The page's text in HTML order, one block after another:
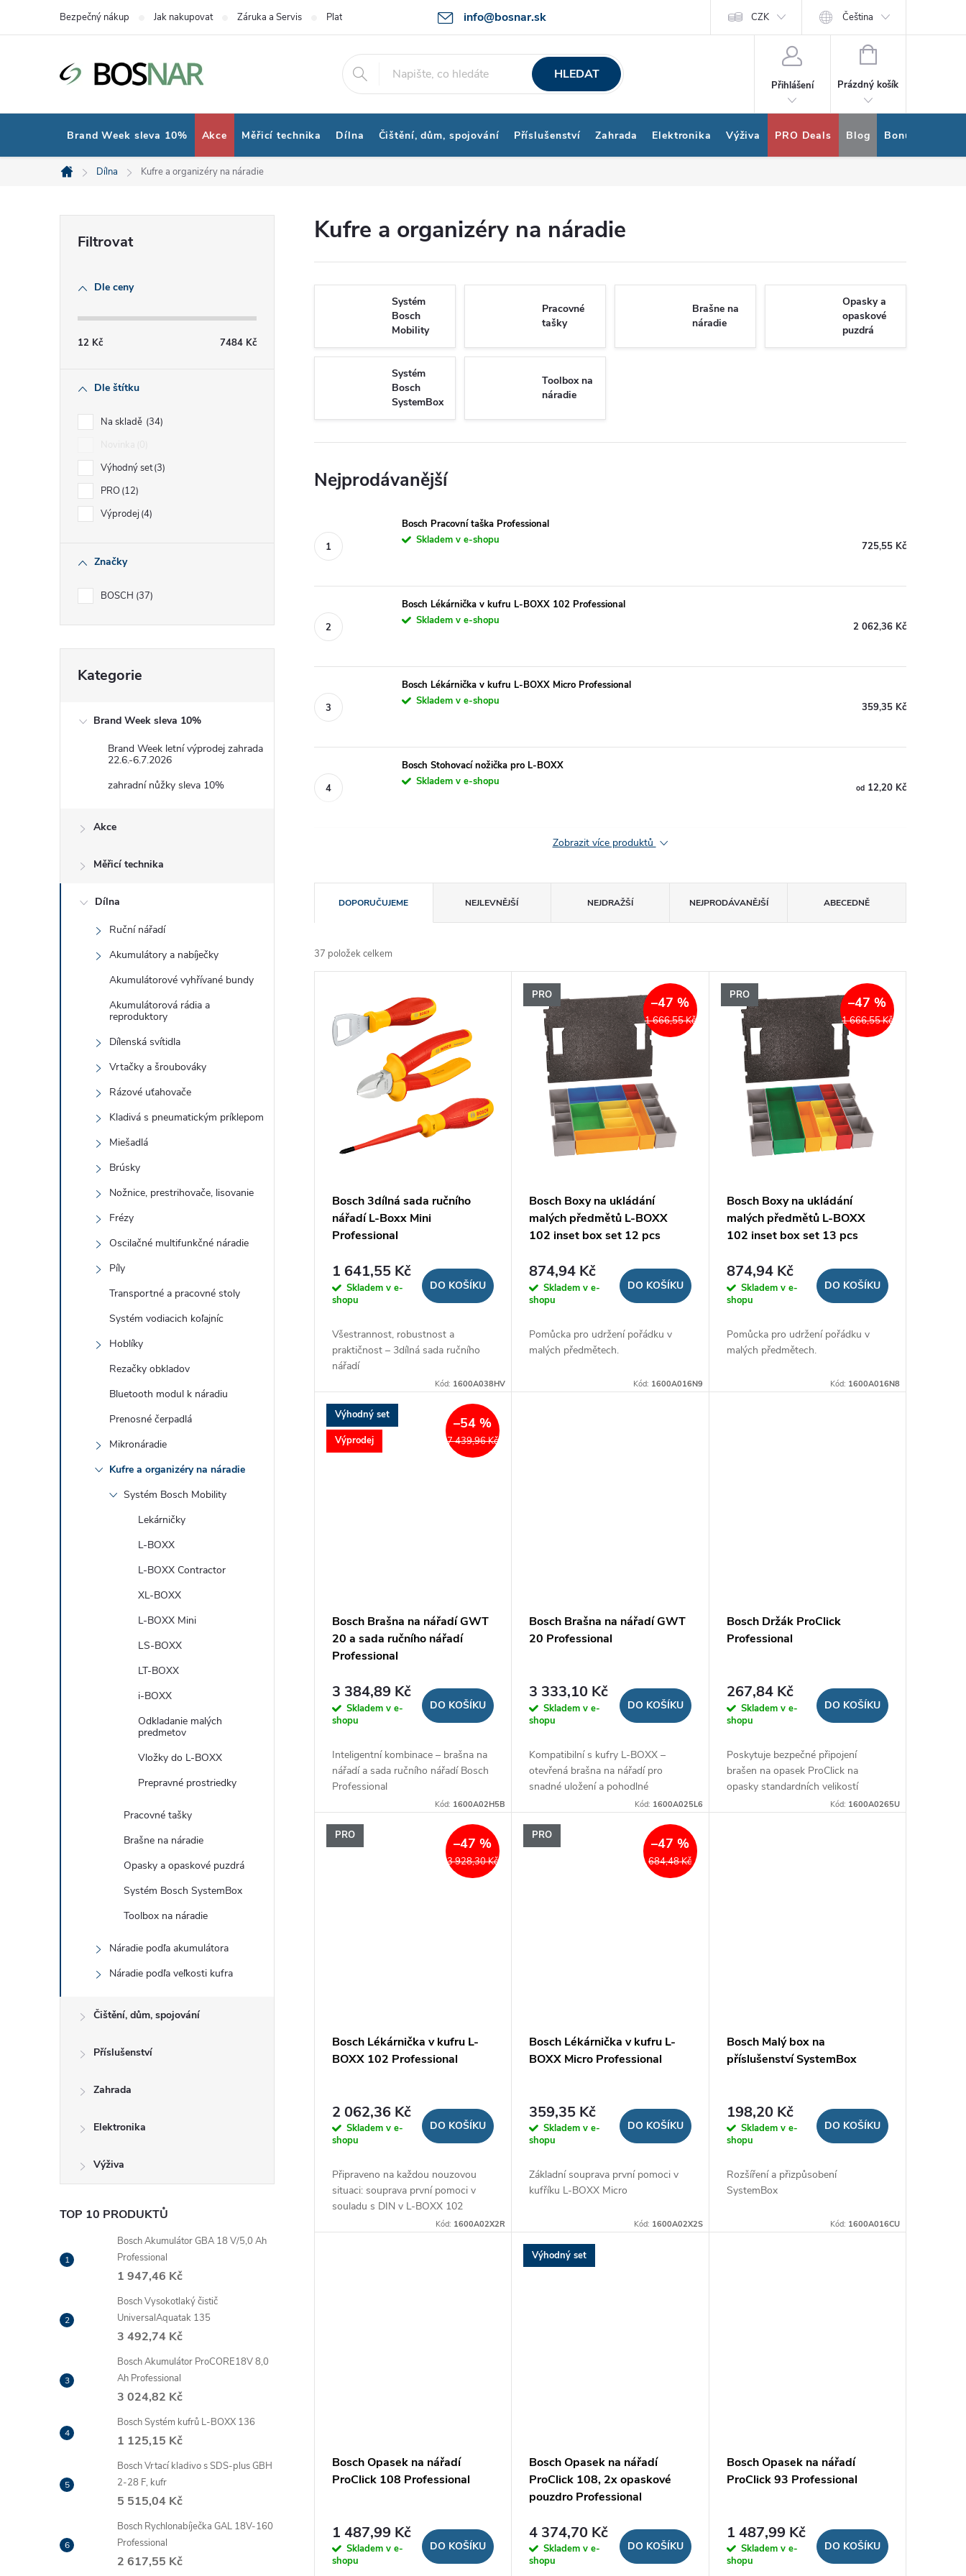
info@bosnar.sk
Bezpečný nákup Jak nakupovat Záruka a Servis Platby a Doprava Kontakty Obchodní podmínky Nákup na splátky Quatro
CZK Čeština
HLEDAT
Přihlášení
NÁKUPNÍ
Prázdný košík
Brand Week sleva 10% Akce Měřicí technika Dílna Čištění, dům, spojování Příslušenství Zahrada Elektronika Výživa PRO Deals Blog Bonus program
Domů
Dílna Kufre a organizéry na náradie
n
Dle ceny
12 Kč 7484 Kč
Dle štítku
Na skladě 34
Výhodný set 3
PRO 12
Výprodej 4
Značky
BOSCH 37
kategorie
Kategorie
Brand Week sleva 10%
Brand Week letní výprodej zahrada
22.6.-6.7.2026
zahradní nůžky sleva 10%
Akce
Měřicí technika
Dílna
Ruční nářadí
Akumulátory a nabíječky
Akumulátorové vyhřívané bundy
Akumulátorová rádia a
reproduktory
Dílenská svítidla
Vrtačky a šroubováky
Rázové uťahovače
Kladivá s pneumatickým príklepom
Miešadlá
Brúsky
Nožnice, prestrihovače, lisovanie
Frézy
Oscilačné multifunkčné náradie
Píly
Transportné a pracovné stoly
Systém vodiacich koľajníc
Hoblíky
Rezačky obkladov
Bluetooth modul k náradiu
Prenosné čerpadlá
Mikronáradie
Kufre a organizéry na náradie
Systém Bosch Mobility
Lekárničky
L-BOXX
L-BOXX Contractor
XL-BOXX
L-BOXX Mini
LS-BOXX
LT-BOXX
i-BOXX
Odkladanie malých
predmetov
Vložky do L-BOXX
Prepravné prostriedky
Pracovné tašky
Brašne na náradie
Opasky a opaskové puzdrá
Systém Bosch SystemBox
Toolbox na náradie
Náradie podľa akumulátora
Náradie podľa veľkosti kufra
Čištění, dům, spojování
Příslušenství
Zahrada
Elektronika
Výživa
TOP 10 PRODUKTŮ
Bosch Akumulátor GBA 18 V/5,0 Ah
Professional
1 947,46 Kč
Bosch Vysokotlaký čistič
UniversalAquatak 135
3 492,74 Kč
Bosch Akumulátor ProCORE18V 8,0
Ah Professional
3 024,82 Kč
Bosch Systém kufrů L-BOXX 136
1 125,15 Kč
Bosch Vrtací kladivo s SDS-plus GBH
2-28 F, kufr
5 515,04 Kč
Bosch Rychlonabíječka GAL 18V-160
Professional
2 617,55 Kč
Kufre a organizéry na náradie
Systém
Bosch
Mobility
Pracovné
tašky
Brašne na
náradie
Opasky a
opaskové
puzdrá
Systém
Bosch
SystemBox
Toolbox na
náradie
Nejprodávanější
Bosch Pracovní taška Professional
Skladem v e-shopu
725,55 Kč
Bosch Lékárnička v kufru L-BOXX 102 Professional
Skladem v e-shopu
2 062,36 Kč
Bosch Lékárnička v kufru L-BOXX Micro Professional
Skladem v e-shopu
359,35 Kč
Bosch Stohovací nožička pro L-BOXX
Skladem v e-shopu
od 12,20 Kč
Zobrazit více produktů
a
z
DOPORUČUJEME NEJLEVNĚJŠÍ NEJDRAŽŠÍ NEJPRODÁVANĚJŠÍ ABECEDNĚ
37 položek celkem
t
ů
Bosch 3dílná sada ručního
nářadí L-Boxx Mini
Professional
1 641,55 Kč
Skladem v e-
shopu
DO KOŠÍKU
Všestrannost, robustnost a
praktičnost – 3dílná sada ručního
nářadí
Kód: 1600A038HV
PRO
1 666,55 Kč
–47 %
Bosch Boxy na ukládání
malých předmětů L-BOXX
102 inset box set 12 pcs
874,94 Kč
Skladem v e-
shopu
DO KOŠÍKU
Pomůcka pro udržení pořádku v
malých předmětech.
Kód: 1600A016N9
PRO
1 666,55 Kč
–47 %
Bosch Boxy na ukládání
malých předmětů L-BOXX
102 inset box set 13 pcs
874,94 Kč
Skladem v e-
shopu
DO KOŠÍKU
Pomůcka pro udržení pořádku v
malých předmětech.
Kód: 1600A016N8
Výhodný set
Výprodej
7 439,96 Kč
–54 %
Bosch Brašna na nářadí GWT
20 a sada ručního nářadí
Professional
3 384,89 Kč
Skladem v e-
shopu
DO KOŠÍKU
Inteligentní kombinace – brašna na
nářadí a sada ručního nářadí Bosch
Professional
Kód: 1600A02H5B
Bosch Brašna na nářadí GWT
20 Professional
3 333,10 Kč
Skladem v e-
shopu
DO KOŠÍKU
Kompatibilní s kufry L-BOXX –
otevřená brašna na nářadí pro
snadné uložení a pohodlné
Kód: 1600A025L6
Bosch Držák ProClick
Professional
267,84 Kč
Skladem v e-
shopu
DO KOŠÍKU
Poskytuje bezpečné připojení
brašen na opasek ProClick na
opasky standardních velikostí
Kód: 1600A0265U
PRO
3 928,30 Kč
–47 %
Bosch Lékárnička v kufru L-
BOXX 102 Professional
2 062,36 Kč
Skladem v e-
shopu
DO KOŠÍKU
Připraveno na každou nouzovou
situaci: souprava první pomoci v
souladu s DIN v L-BOXX 102
Kód: 1600A02X2R
PRO
684,48 Kč
–47 %
Bosch Lékárnička v kufru L-
BOXX Micro Professional
359,35 Kč
Skladem v e-
shopu
DO KOŠÍKU
Základní souprava první pomoci v
kufříku L-BOXX Micro
Kód: 1600A02X2S
Bosch Malý box na
příslušenství SystemBox
198,20 Kč
Skladem v e-
shopu
DO KOŠÍKU
Rozšíření a přizpůsobení
SystemBox
Kód: 1600A016CU
Bosch Opasek na nářadí
ProClick 108 Professional
1 487,99 Kč
Skladem v e-
shopu
DO KOŠÍKU
Výhodný set
Bosch Opasek na nářadí
ProClick 108, 2x opaskové
pouzdro Professional
4 374,70 Kč
Skladem v e-
shopu
DO KOŠÍKU
Bosch Opasek na nářadí
ProClick 93 Professional
1 487,99 Kč
Skladem v e-
shopu
DO KOŠÍKU